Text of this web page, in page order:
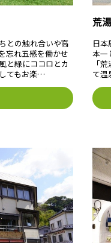
との触れ合いや高
忘れ五感を働かせ
と緑にココロとカ
てもお楽…
荒
日
本一
「
て温